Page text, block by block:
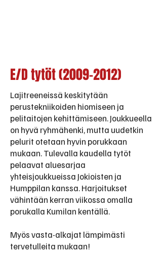
E/D tytöt(2009-2012)
Lajitreeneissä keskitytään
perustekniikoiden hiomiseen ja
pelitaitojen kehittämiseen. Joukkueella
on hyvä ryhmähenki, mutta uudetkin
pelurit otetaan hyvin porukkaan
mukaan. Tulevalla kaudella tytöt
pelaavat aluesarjaa
yhteisjoukkueissa Jokioisten ja
Humppilan kanssa. Harjoitukset
vähintään kerran viikossa omalla
porukalla Kumilan kentällä.
Myös vasta-alkajat lämpimästi
tervetulleita mukaan!